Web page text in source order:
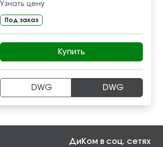
Узнать цену
Под заказ
Купить
DWG DWG
ДиКом в соц. сетях